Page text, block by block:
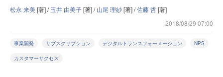
松永 来美[著] /玉井 由美子[著] /山尾 理紗[著] /佐藤 哲[著]
2018/08/29 07:00
事業開発 サブスクリプション デジタルトランスフォーメーション NPS
カスタマーサクセス